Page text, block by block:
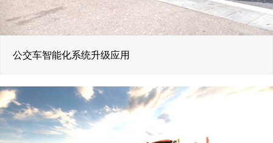
公交车智能化系统升级应用